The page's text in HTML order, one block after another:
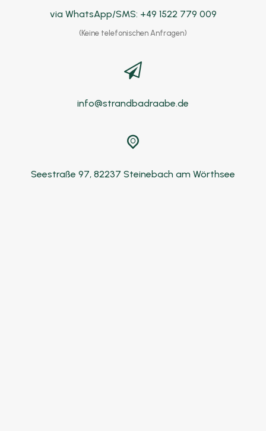
via WhatsApp/SMS: +49 1522 779 009
(Keine telefonischen Anfragen)
info@strandbadraabe.de
Seestraße 97, 82237 Steinebach am Wörthsee